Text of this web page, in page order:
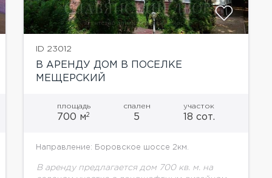
ID 23012
В АРЕНДУ ДОМ В ПОСЕЛКЕ
МЕЩЕРСКИЙ
площадь
700 м2
спален
5
участок
18 сот.
Направление: Боровское шоссе 2км.
В аренду предлагается дом 700 кв. м. на